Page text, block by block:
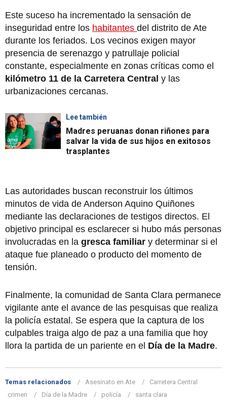
Este suceso ha incrementado la sensación de
inseguridad entre los habitantes del distrito de Ate
durante los feriados. Los vecinos exigen mayor
presencia de serenazgo y patrullaje policial
constante, especialmente en zonas críticas como el
kilómetro 11 de la Carretera Central y las
urbanizaciones cercanas.
Lee también
Madres peruanas donan riñones para
salvar la vida de sus hijos en exitosos
trasplantes
Las autoridades buscan reconstruir los últimos
minutos de vida de Anderson Aquino Quiñones
mediante las declaraciones de testigos directos. El
objetivo principal es esclarecer si hubo más personas
involucradas en la gresca familiar y determinar si el
ataque fue planeado o producto del momento de
tensión.
Finalmente, la comunidad de Santa Clara permanece
vigilante ante el avance de las pesquisas que realiza
la policía estatal. Se espera que la captura de los
culpables traiga algo de paz a una familia que hoy
llora la partida de un pariente en el Día de la Madre.
Temas relacionados Asesinato en Ate
Carretera Central
crimen
Día de la Madre policía santa clara